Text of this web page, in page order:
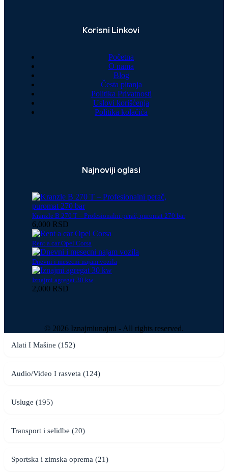
Korisni Linkovi
Početna
O nama
Blog
Česta pitanja
Politika Privatnosti
Uslovi korišćenja
Politika kolačića
Najnoviji oglasi
Kranzle B 270 T – Profesionalni perač, puromat 270 bar
6,000 RSD
Rent a car Opel Corsa
Dnevni i mesecni najam vozila
Iznajmi agregat 30 kw
2,000 RSD
© 2026 Iznajmiunajmi - All rights reserved.
Alati I Mašine (152)
Audio/Video I rasveta (124)
Usluge (195)
Transport i selidbe (20)
Sportska i zimska oprema (21)